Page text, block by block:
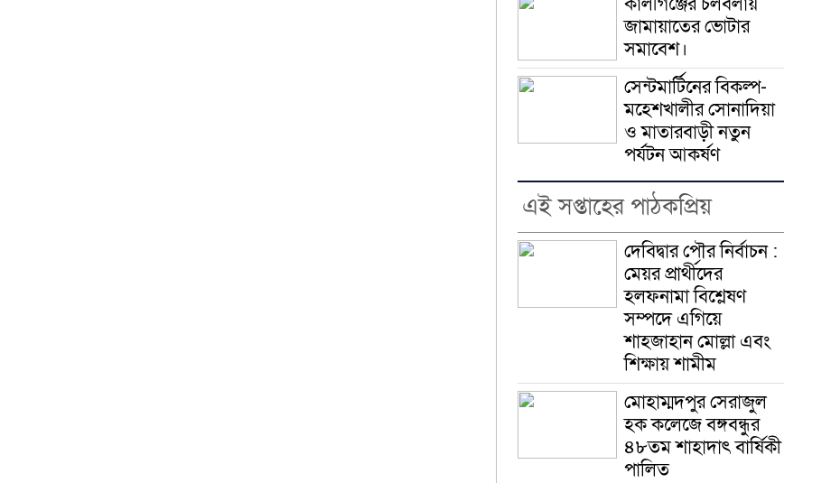
জামায়াতের ভোটার
সমাবেশ।
সেন্টমার্টিনের বিকল্প-
মহেশখালীর সোনাদিয়া
ও মাতারবাড়ী নতুন
পর্যটন আকর্ষণ
এই সপ্তাহের পাঠকপ্রিয়
দেবিদ্বার পৌর নির্বাচন :
মেয়র প্রার্থীদের
হলফনামা বিশ্লেষণ
সম্পদে এগিয়ে
শাহজাহান মোল্লা এবং
শিক্ষায় শামীম
মোহাম্মদপুর সেরাজুল
হক ক‌লে‌জে বঙ্গবন্ধুর
৪৮তম শাহাদাৎ বা‌র্ষিকী
পা‌লিত